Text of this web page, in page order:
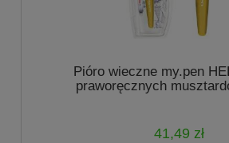
Pióro wieczne my.pen
praworęcznych
41,49 zł